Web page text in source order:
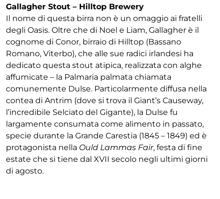
Gallagher Stout – Hilltop Brewery
Il nome di questa birra non è un omaggio ai fratelli
degli Oasis. Oltre che di Noel e Liam, Gallagher è il
cognome di Conor, birraio di Hilltop (Bassano
Romano, Viterbo), che alle sue radici irlandesi ha
dedicato questa stout atipica, realizzata con alghe
affumicate – la Palmaria palmata chiamata
comunemente Dulse. Particolarmente diffusa nella
contea di Antrim (dove si trova il Giant’s Causeway,
l’incredibile Selciato del Gigante), la Dulse fu
largamente consumata come alimento in passato,
specie durante la Grande Carestia (1845 – 1849) ed è
protagonista nella Ould Lammas Fair, festa di fine
estate che si tiene dal XVII secolo negli ultimi giorni
di agosto.